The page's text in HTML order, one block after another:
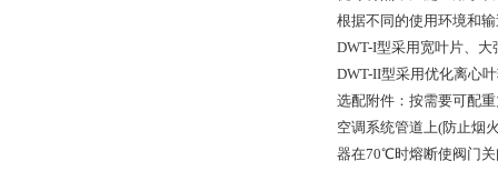
根据不同的使用环境和
DWT-I型采用宽叶片、
DWT-II型采用优化离心
选配附件：按需要可配
空调系统管道上(防止烟
器在70℃时熔断使阀门